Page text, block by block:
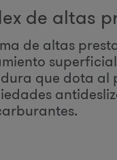
de altas
de altas
que dota al